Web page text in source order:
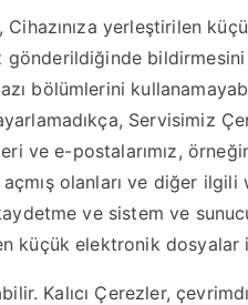
yerleştirilen
bölümlerini
Servisimiz
ve e-postalarımız,
açmış olanları ve diğer
ve sistem ve
küçük elektronik dosyalar
Kalıcı Çerezler,